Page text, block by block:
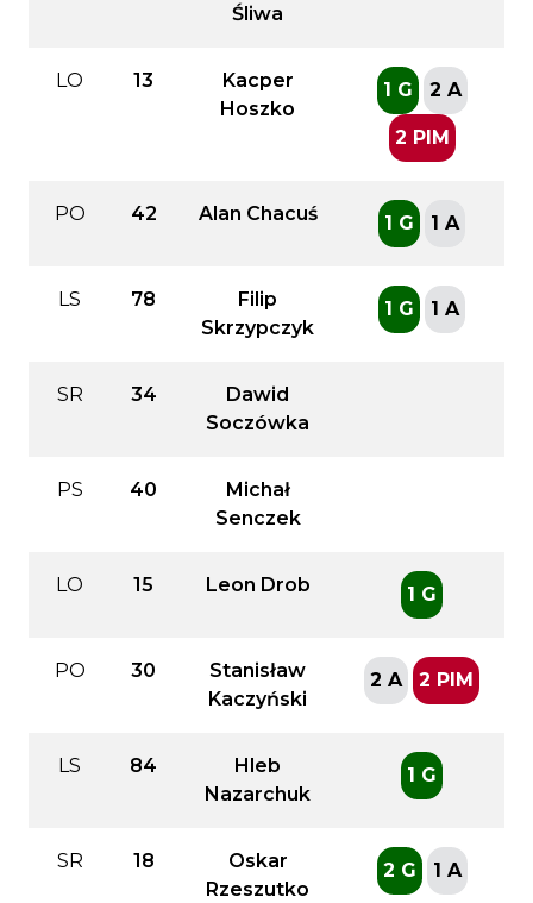
Śliwa
LO 13
Kacper
Hoszko
1 G 2 A
2 PIM
PO 42 Alan Chacuś 1 G 1 A
LS 78
Filip
Skrzypczyk
1 G 1 A
SR 34
Dawid
Soczówka
PS 40
Michał
Senczek
LO 15 Leon Drob 1 G
PO 30
Stanisław
Kaczyński
2 A 2 PIM
LS 84
Hleb
Nazarchuk
1 G
SR 18
Oskar
Rzeszutko
2 G 1 A